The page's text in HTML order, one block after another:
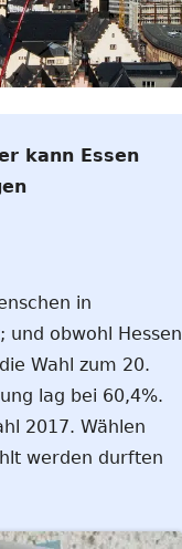
kann Essen
in
und obwohl Hessen
Wahl zum 20.
lag bei 60,4%.
2017. Wählen
werden durften